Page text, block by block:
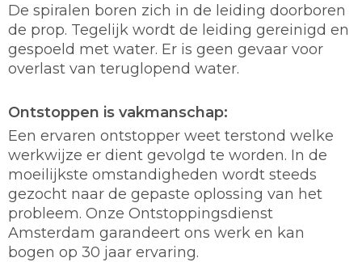
De spiralen boren zich in de leiding doorboren
de prop. Tegelijk wordt de leiding gereinigd en
gespoeld met water. Er is geen gevaar voor
overlast van teruglopend water.
Ontstoppen is vakmanschap:
Een ervaren ontstopper weet terstond welke
werkwijze er dient gevolgd te worden. In de
moeilijkste omstandigheden wordt steeds
gezocht naar de gepaste oplossing van het
probleem. Onze Ontstoppingsdienst
Amsterdam garandeert ons werk en kan
bogen op 30 jaar ervaring.